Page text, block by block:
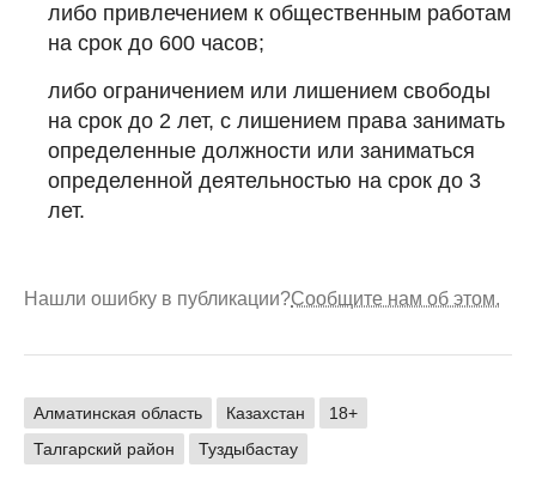
либо привлечением к общественным работам
на срок до 600 часов;
либо ограничением или лишением свободы
на срок до 2 лет, с лишением права занимать
определенные должности или заниматься
определенной деятельностью на срок до 3
лет.
Нашли ошибку в публикации?Сообщите нам об этом.
Алматинская область Казахстан
18+
Талгарский район
Туздыбастау